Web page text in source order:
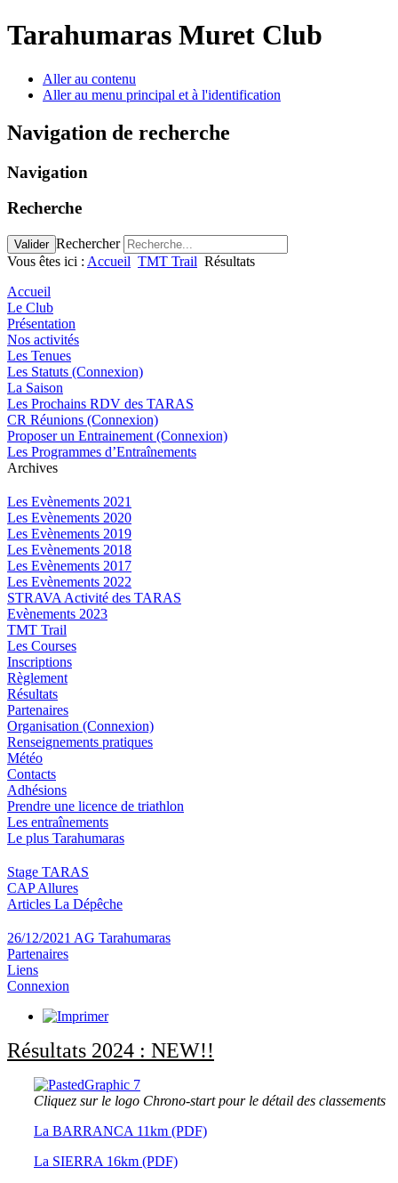
Tarahumaras Muret Club
Aller au contenu
Aller au menu principal et à l'identification
Navigation de recherche
Navigation
Recherche
Valider Rechercher
Vous êtes ici : Accueil TMT Trail Résultats
Accueil
Le Club
Présentation
Nos activités
Les Tenues
Les Statuts (Connexion)
La Saison
Les Prochains RDV des TARAS
CR Réunions (Connexion)
Proposer un Entrainement (Connexion)
Les Programmes d’Entraînements
Archives
Les Evènements 2021
Les Evènements 2020
Les Evènements 2019
Les Evènements 2018
Les Evènements 2017
Les Evènements 2022
STRAVA Activité des TARAS
Evènements 2023
TMT Trail
Les Courses
Inscriptions
Règlement
Résultats
Partenaires
Organisation (Connexion)
Renseignements pratiques
Météo
Contacts
Adhésions
Prendre une licence de triathlon
Les entraînements
Le plus Tarahumaras
Stage TARAS
CAP Allures
Articles La Dépêche
26/12/2021 AG Tarahumaras
Partenaires
Liens
Connexion
Résultats 2024 : NEW!!
Cliquez sur le logo Chrono-start pour le détail des classements
La BARRANCA 11km (PDF)
La SIERRA 16km (PDF)